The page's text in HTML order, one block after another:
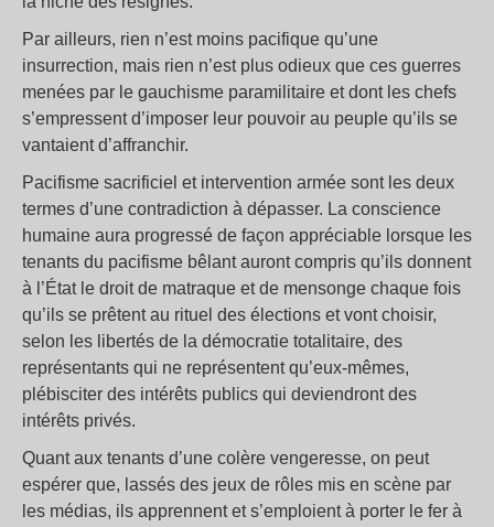
Par ailleurs, rien n’est moins pacifique qu’une
insurrection, mais rien n’est plus odieux que ces guerres
menées par le gauchisme paramilitaire et dont les chefs
s’empressent d’imposer leur pouvoir au peuple qu’ils se
vantaient d’affranchir.
Pacifisme sacrificiel et intervention armée sont les deux
termes d’une contradiction à dépasser. La conscience
humaine aura progressé de façon appréciable lorsque les
tenants du pacifisme bêlant auront compris qu’ils donnent
à l’État le droit de matraque et de mensonge chaque fois
qu’ils se prêtent au rituel des élections et vont choisir,
selon les libertés de la démocratie totalitaire, des
représentants qui ne représentent qu’eux-mêmes,
plébisciter des intérêts publics qui deviendront des
intérêts privés.
Quant aux tenants d’une colère vengeresse, on peut
espérer que, lassés des jeux de rôles mis en scène par
les médias, ils apprennent et s’emploient à porter le fer à